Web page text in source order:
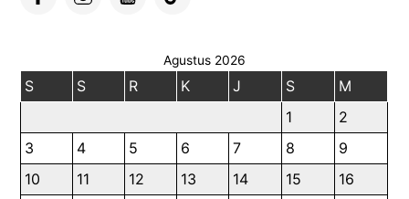
Agustus 2026
S S R K J S
M
1
2
3
4 5 6 7 8
9
10
11 12 13 14 15
16